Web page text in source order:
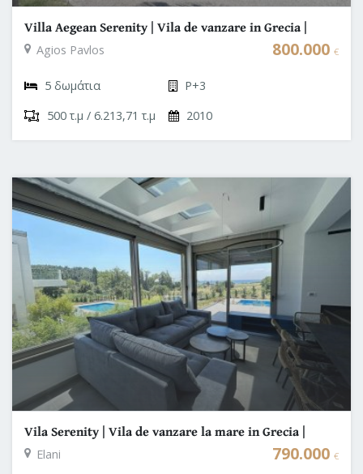
Villa Aegean Serenity | Vila de vanzare in Grecia |
Halkidiki - Kasandra
Agios Pavlos 800.000 €
5 δωμάτια
P+3
500 τ.μ / 6.213,71 τ.μ
2010
Vila Serenity | Vila de vanzare la mare in Grecia |
Halkidiki - Elani
Elani 790.000 €